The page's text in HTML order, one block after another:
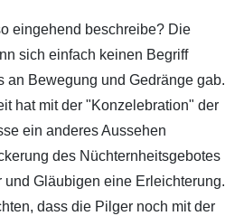
eingehend beschreibe? Die
sich einfach keinen Begriff
an Bewegung und Gedränge gab.
hat mit der "Konzelebration" der
ein anderes Aussehen
des Nüchternheitsgebotes
und Gläubigen eine Erleichterung.
dass die Pilger noch mit der